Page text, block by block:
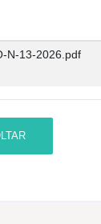
N-13-2026.pdf